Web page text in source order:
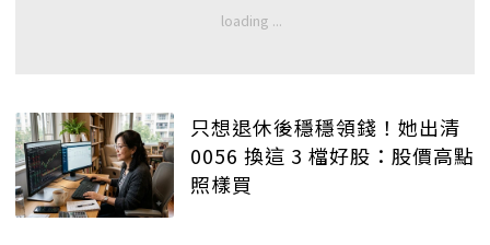
只想退休後穩穩領錢！她出清
0056 換這 3 檔好股：股價高點
照樣買